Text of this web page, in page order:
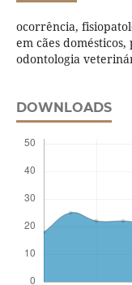
ocorrência,
em cães
odontologia
DOWNLOADS